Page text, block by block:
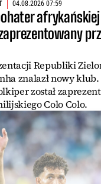
04.08.2026 07:59
afrykańskiej
Republiki
znalazł nowy klub.
został
Colo Colo.